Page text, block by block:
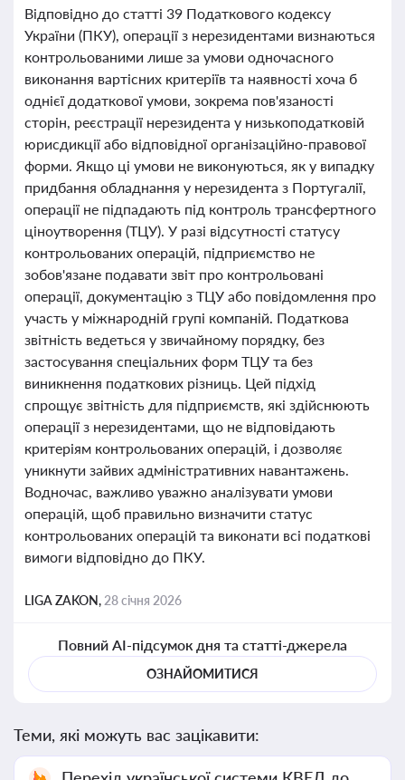
Відповідно до статті 39 Податкового кодексу
України (ПКУ), операції з нерезидентами визнаються
контрольованими лише за умови одночасного
виконання вартісних критеріїв та наявності хоча б
однієї додаткової умови, зокрема пов'язаності
сторін, реєстрації нерезидента у низькоподатковій
юрисдикції або відповідної організаційно-правової
форми. Якщо ці умови не виконуються, як у випадку
придбання обладнання у нерезидента з Португалії,
операції не підпадають під контроль трансфертного
ціноутворення (ТЦУ). У разі відсутності статусу
контрольованих операцій, підприємство не
зобов'язане подавати звіт про контрольовані
операції, документацію з ТЦУ або повідомлення про
участь у міжнародній групі компаній. Податкова
звітність ведеться у звичайному порядку, без
застосування спеціальних форм ТЦУ та без
виникнення податкових різниць. Цей підхід
спрощує звітність для підприємств, які здійснюють
операції з нерезидентами, що не відповідають
критеріям контрольованих операцій, і дозволяє
уникнути зайвих адміністративних навантажень.
Водночас, важливо уважно аналізувати умови
операцій, щоб правильно визначити статус
контрольованих операцій та виконати всі податкові
вимоги відповідно до ПКУ.
LIGA ZAKON, 28 січня 2026
Повний AI-підсумок дня та статті-джерела
ОЗНАЙОМИТИСЯ
Теми, які можуть вас зацікавити: